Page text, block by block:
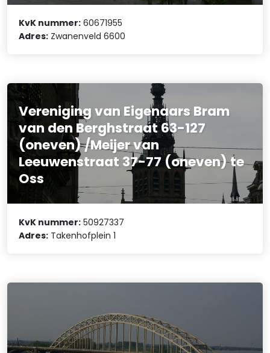
KvK nummer: 60671955
Adres: Zwanenveld 6600
Vereniging van Eigenaars Bram
van den Berghstraat 63-127
(oneven) /Meijer van
Leeuwenstraat 37-77 (oneven) te
Oss
KvK nummer: 50927337
Adres: Takenhofplein 1